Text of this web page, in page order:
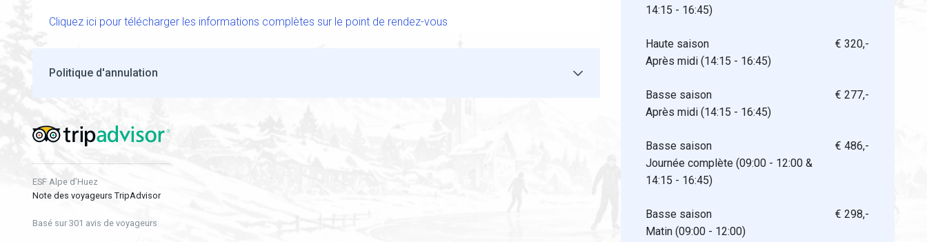
14:15 - 16:45)
Haute saison
Après midi (14:15 - 16:45)
€ 320,-
Basse saison
Après midi (14:15 - 16:45)
€ 277,-
Basse saison
Journée complète (09:00 - 12:00 &
14:15 - 16:45)
€ 486,-
Basse saison
Matin (09:00 - 12:00)
€ 298,-
Cliquez ici pour télécharger les informations complètes sur le point de rendez-vous
Politique d'annulation
ESF Alpe d’Huez
Note des voyageurs TripAdvisor
Basé sur 301 avis de voyageurs